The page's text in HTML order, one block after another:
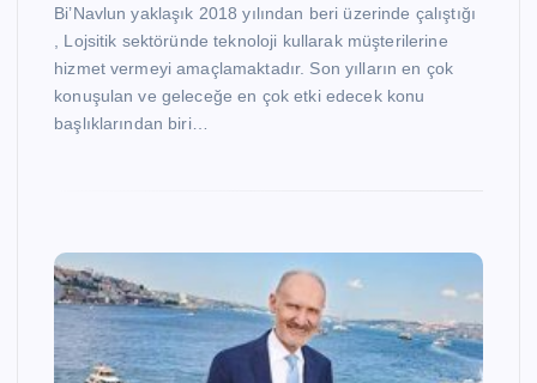
Bi’Navlun yaklaşık 2018 yılından beri üzerinde çalıştığı
, Lojsitik sektöründe teknoloji kullarak müşterilerine
hizmet vermeyi amaçlamaktadır. Son yılların en çok
konuşulan ve geleceğe en çok etki edecek konu
başlıklarından biri…